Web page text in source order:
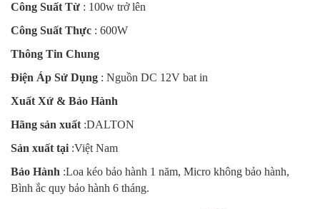
Công Suất Từ : 100w trở lên
Công Suất Thực : 600W
Thông Tin Chung
Điện Áp Sử Dụng : Nguồn DC 12V bat in
Xuất Xứ & Bảo Hành
Hãng sản xuất :DALTON
Sản xuất tại :Việt Nam
Bảo Hành :Loa kéo bảo hành 1 năm, Micro không bảo hành,
Bình ắc quy bảo hành 6 tháng.